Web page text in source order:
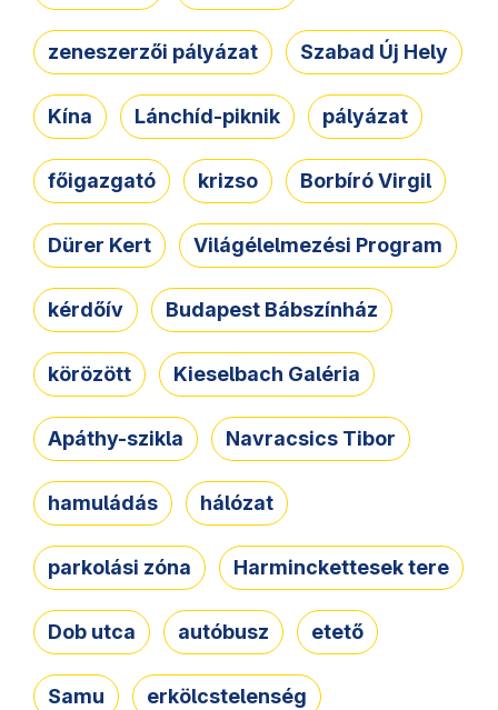
zeneszerzői pályázat Szabad Új Hely
Kína Lánchíd-piknik pályázat
főigazgató krizso Borbíró Virgil
Dürer Kert Világélelmezési Program
kérdőív Budapest Bábszínház
körözött Kieselbach Galéria
Apáthy-szikla Navracsics Tibor
hamuládás hálózat
parkolási zóna Harminckettesek tere
Dob utca autóbusz etető
Samu erkölcstelenség